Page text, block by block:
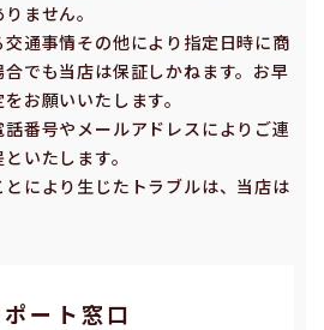
ません。
通事情その他により指定⽇時に商
でも当店は保証しかねます。お早
お願いいたします。
番号やメールアドレスによりご連
いたします。
により⽣じたトラブルは、当店は
ート窓⼝